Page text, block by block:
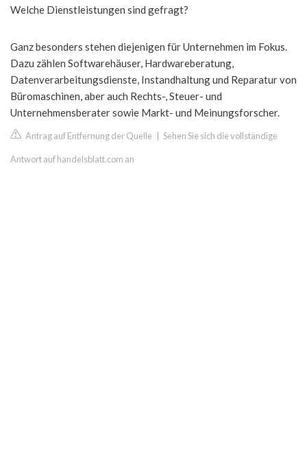
Welche Dienstleistungen sind gefragt?
Ganz besonders stehen diejenigen für Unternehmen im Fokus.
Dazu zählen Softwarehäuser, Hardwareberatung,
Datenverarbeitungsdienste, Instandhaltung und Reparatur von
Büromaschinen, aber auch Rechts-, Steuer- und
Unternehmensberater sowie Markt- und Meinungsforscher.
Antrag auf Entfernung der Quelle Sehen Sie sich die vollständige
Antwort auf handelsblatt.com an